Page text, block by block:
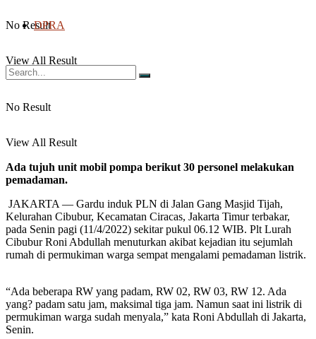
No Result
View All Result
DPRA
No Result
View All Result
Ada tujuh unit mobil pompa berikut 30 personel melakukan
pemadaman.
JAKARTA — Gardu induk PLN di Jalan Gang Masjid Tijah,
Kelurahan Cibubur, Kecamatan Ciracas, Jakarta Timur terbakar,
pada Senin pagi (11/4/2022) sekitar pukul 06.12 WIB. Plt Lurah
Cibubur Roni Abdullah menuturkan akibat kejadian itu sejumlah
rumah di permukiman warga sempat mengalami pemadaman listrik.
“Ada beberapa RW yang padam, RW 02, RW 03, RW 12. Ada
yang? padam satu jam, maksimal tiga jam. Namun saat ini listrik di
permukiman warga sudah menyala,” kata Roni Abdullah di Jakarta,
Senin.